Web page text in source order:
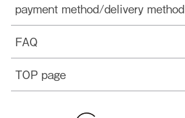
payment method/delivery method
FAQ
TOP page